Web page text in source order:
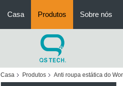
Casa Produtos Sobre nós
Casa Produtos Anti roupa estática do